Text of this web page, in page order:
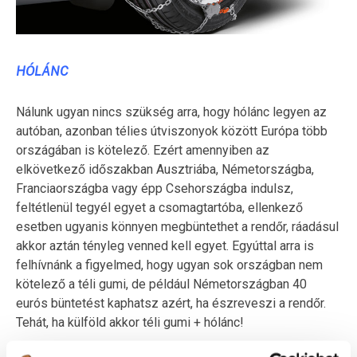
HÓLÁNC
Nálunk ugyan nincs szükség arra, hogy hólánc legyen az
autóban, azonban télies útviszonyok között Európa több
országában is kötelező. Ezért amennyiben az
elkövetkező időszakban Ausztriába, Németországba,
Franciaországba vagy épp Csehországba indulsz,
feltétlenül tegyél egyet a csomagtartóba, ellenkező
esetben ugyanis könnyen megbüntethet a rendőr, ráadásul
akkor aztán tényleg venned kell egyet. Egyúttal arra is
felhívnánk a figyelmed, hogy ugyan sok országban nem
kötelező a téli gumi, de például Németországban 40
eurós büntetést kaphatsz azért, ha észreveszi a rendőr.
Tehát, ha külföld akkor téli gumi + hólánc!